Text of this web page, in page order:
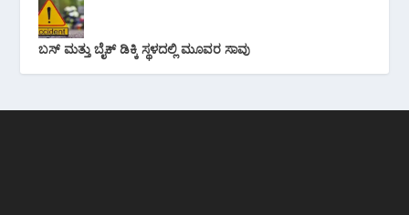
ಬಸ್ ಮತ್ತು ಬೈಕ್ ಡಿಕ್ಕಿ ಸ್ಥಳದಲ್ಲಿ ಮೂವರ ಸಾವು